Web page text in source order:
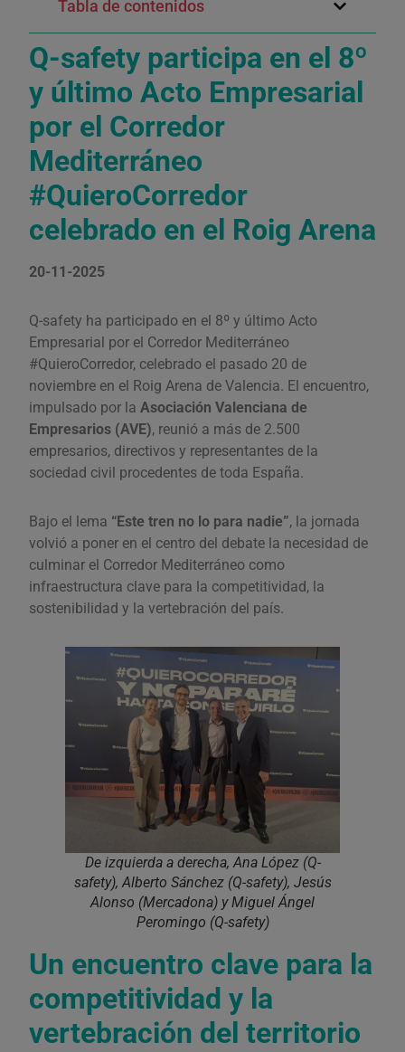
Tabla de contenidos
Q-safety participa en el 8º
y último Acto Empresarial
por el Corredor
Mediterráneo
#QuieroCorredor
celebrado en el Roig Arena
20-11-2025
Q-safety ha participado en el 8º y último Acto
Empresarial por el Corredor Mediterráneo
#QuieroCorredor, celebrado el pasado 20 de
noviembre en el Roig Arena de Valencia. El encuentro,
impulsado por la Asociación Valenciana de
Empresarios (AVE), reunió a más de 2.500
empresarios, directivos y representantes de la
sociedad civil procedentes de toda España.
Bajo el lema “Este tren no lo para nadie”, la jornada
volvió a poner en el centro del debate la necesidad de
culminar el Corredor Mediterráneo como
infraestructura clave para la competitividad, la
sostenibilidad y la vertebración del país.
De izquierda a derecha, Ana López (Q-
safety), Alberto Sánchez (Q-safety), Jesús
Alonso (Mercadona) y Miguel Ángel
Peromingo (Q-safety)
Un encuentro clave para la
competitividad y la
vertebración del territorio